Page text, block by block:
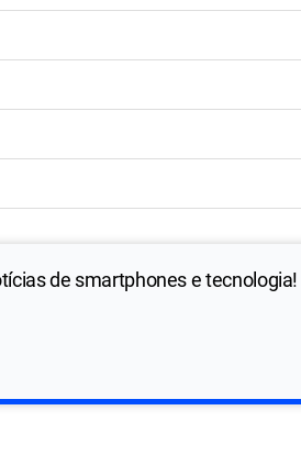
de smartphones e tecnologia!